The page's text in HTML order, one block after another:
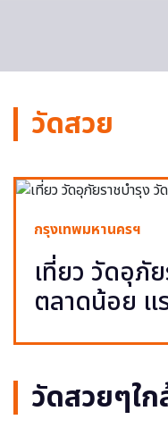
วัดสวย
กรุงเทพมหานครฯ
เที่ยว วัดอุภั
ตลาดน้อย แ
วัดสวยๆใ